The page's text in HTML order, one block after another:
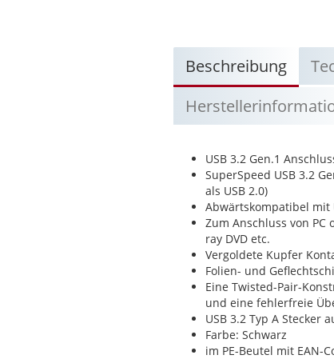
Beschreibung
USB 3.2 Gen.1
SuperSpeed USB 3.2
als USB 2.0)
Abwärtskompatibel mit
Zum Anschluss von
ray DVD etc.
Vergoldete Kupfer
Folien- und
Eine Twisted-Pair-
und eine fehlerfreie
USB 3.2 Typ A Stecker
Farbe: Schwarz
im PE-Beutel mit EAN-